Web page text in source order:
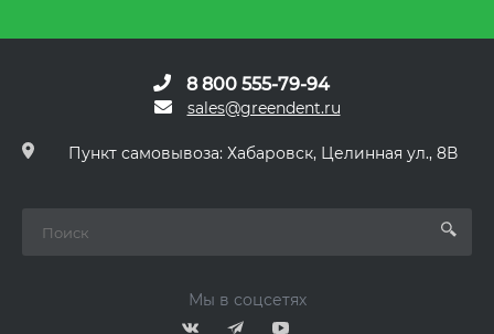
8 800 555-79-94
sales@greendent.ru
Пункт самовывоза: Хабаровск, Целинная ул., 8В
Мы в соцсетях